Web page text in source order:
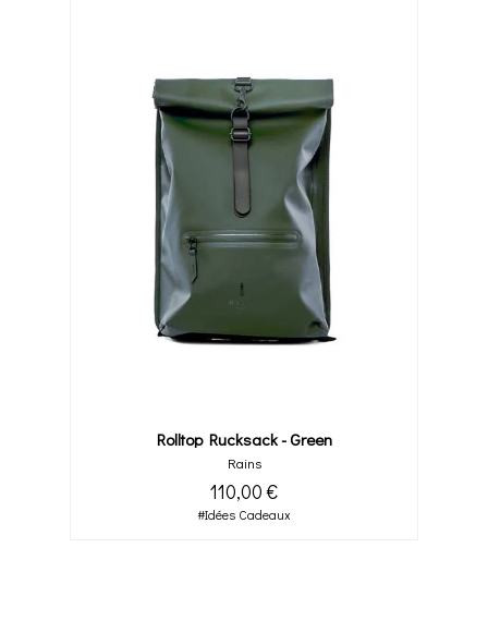
Rolltop Rucksack - Green
Rains
110,00 €
#Idées Cadeaux